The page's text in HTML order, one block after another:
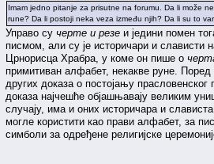
Imam jedno pitanje za prisutne na forumu. Da li može
rune? Da li postoji neka veza između njih? Da li su to
Управо су черте и резе и једини помен
писмом, али су је историчари и
Црнорисца Храбра, у коме он пише о
примитиван алфабет, некакве руне.
других доказа о постојању
доказа најчешће објашњавају великим
случају, има и оних историчара и
могле користити као прави алфабет, за
симболи за одређене религијске